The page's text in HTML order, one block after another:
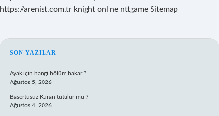
https://arenist.com.tr knight online nttgame Sitemap
SIDEBAR
SON YAZILAR
Ayak için hangi bölüm bakar ?
Ağustos 5, 2026
Başörtüsüz Kuran tutulur mu ?
Ağustos 4, 2026